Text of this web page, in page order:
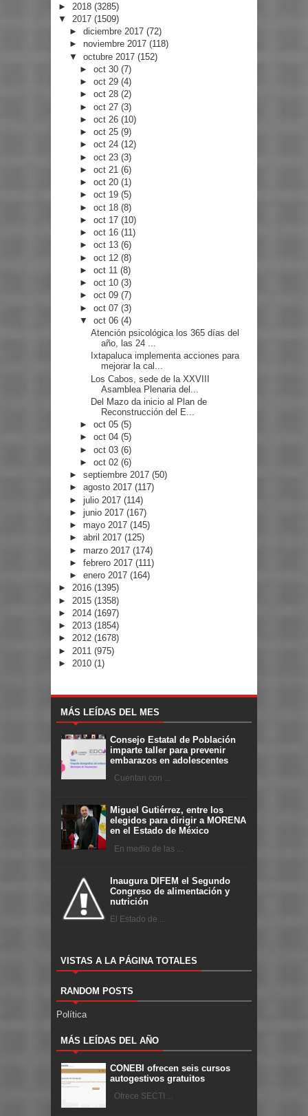
► 2018 (3285)
▼ 2017 (1509)
► diciembre 2017 (72)
► noviembre 2017 (118)
▼ octubre 2017 (152)
►oct 30(7)
►oct 29(4)
►oct 28(2)
►oct 27(3)
►oct 26(10)
►oct 25(9)
►oct 24(12)
►oct 23(3)
►oct 21(6)
►oct 20(1)
►oct 19(5)
►oct 18(8)
►oct 17(10)
►oct 16(11)
►oct 13(6)
►oct 12(8)
►oct 11(8)
►oct 10(3)
►oct 09(7)
►oct 07(3)
▼oct 06(4)
Atención psicológica los 365 días del
año, las 24 ...
Ixtapaluca implementa acciones para
mejorar la cal...
Los Cabos, sede de la XXVIII
Asamblea Plenaria del...
Del Mazo da inicio al Plan de
Reconstrucción del E...
►oct 05(5)
►oct 04(5)
►oct 03(6)
►oct 02(6)
► septiembre 2017 (50)
► agosto 2017 (117)
► julio 2017 (114)
► junio 2017 (167)
► mayo 2017 (145)
► abril 2017 (125)
► marzo 2017 (174)
► febrero 2017 (111)
► enero 2017 (164)
► 2016 (1395)
► 2015 (1358)
► 2014 (1697)
► 2013 (1854)
► 2012 (1678)
► 2011 (975)
► 2010 (1)
MÁS LEÍDAS DEL MES
Consejo Estatal de Población
imparte taller para prevenir
embarazos en adolescentes
Cuentan con ...
Miguel Gutiérrez, entre los
elegidos para dirigir a MORENA
en el Estado de México
En medio de las ...
Inaugura DIFEM el Segundo
Congreso de alimentación y
nutrición
El Estado de ...
VISTAS A LA PÁGINA TOTALES
RANDOM POSTS
Política
MÁS LEÍDAS DEL AÑO
CONEBI ofrecen seis cursos
autogestivos gratuitos
Ofrece SECTI ...